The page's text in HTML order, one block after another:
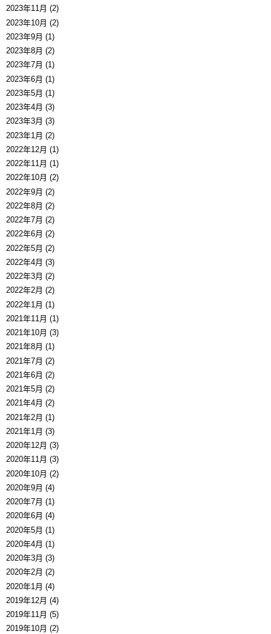
2023年11月 (2)
2023年10月 (2)
2023年9月 (1)
2023年8月 (2)
2023年7月 (1)
2023年6月 (1)
2023年5月 (1)
2023年4月 (3)
2023年3月 (3)
2023年1月 (2)
2022年12月 (1)
2022年11月 (1)
2022年10月 (2)
2022年9月 (2)
2022年8月 (2)
2022年7月 (2)
2022年6月 (2)
2022年5月 (2)
2022年4月 (3)
2022年3月 (2)
2022年2月 (2)
2022年1月 (1)
2021年11月 (1)
2021年10月 (3)
2021年8月 (1)
2021年7月 (2)
2021年6月 (2)
2021年5月 (2)
2021年4月 (2)
2021年2月 (1)
2021年1月 (3)
2020年12月 (3)
2020年11月 (3)
2020年10月 (2)
2020年9月 (4)
2020年7月 (1)
2020年6月 (4)
2020年5月 (1)
2020年4月 (1)
2020年3月 (3)
2020年2月 (2)
2020年1月 (4)
2019年12月 (4)
2019年11月 (5)
2019年10月 (2)